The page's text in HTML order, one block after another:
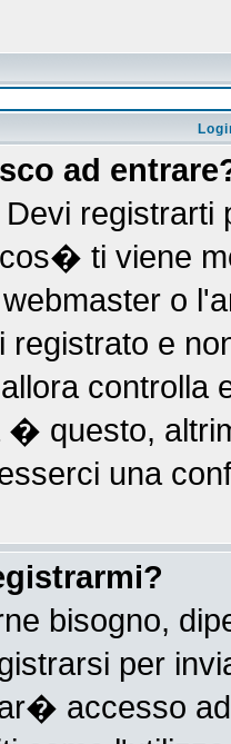
ad
registrarti
ti viene
o
e
controlla
� questo,
una
bisogno,
per
accesso